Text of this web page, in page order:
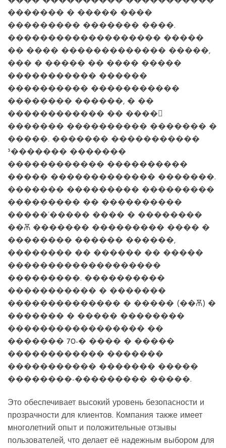
������� � ����� ����
��������� ������� ����.
������������������� �����
�� ���� ������������� �����,
��� � ����� �� ���� �����
����������� ������
���������� �����������
�������� ������, � ��
������������ �� ����񳺿
������� ���������� ������� �
�����. ������� �����������
³������� �������
������������ ����������
����� ������������� �������.
������� ��������� ���������
��������� �� ����������
�����’����� ���� � ��������
��Ѫ ������� ��������� ���� �
�������� ������ ������,
�������� �� ������ �� �����
�������������������
���������. ����������
����������� � �������
�������������� � ����� (��Ѫ) �
������� � ����� ��������
����������������� ��
������� 70-� ���� � �����
������������ �������
����������� ������� �����
��������-��������� �����.
Это обеспечивает высокий уровень безопасности и
прозрачности для клиентов. Компания также имеет
многолетний опыт и положительные отзывы
пользователей, что делает её надежным выбором для